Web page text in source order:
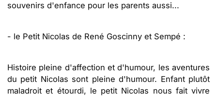
souvenirs d'enfance pour les parents aussi...
- le Petit Nicolas de René Goscinny et Sempé :
Histoire pleine d'affection et d'humour, les aventures
du petit Nicolas sont pleine d'humour. Enfant plutôt
maladroit et étourdi, le petit Nicolas nous fait vivre